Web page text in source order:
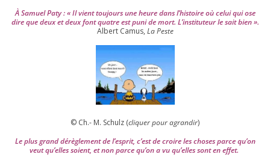
À Samuel Paty : « Il vient tou­jours une heure dans l’his­toire où celui qui ose
dire que deux et deux font quatre est puni de mort. L’instituteur le sait bien ».
Albert Camus, La Peste
© Ch.- M. Schulz (cli­quer pour agran­dir)
Le plus grand dérè­gle­ment de l’es­prit, c’est de croire les choses parce qu’on
veut qu’elles soient, et non parce qu’on a vu qu’elles sont en effet.